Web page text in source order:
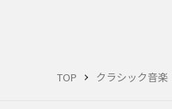
TOP クラシック音楽